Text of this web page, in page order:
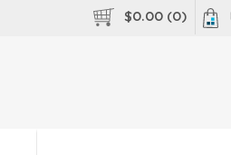
$0.00 (0)